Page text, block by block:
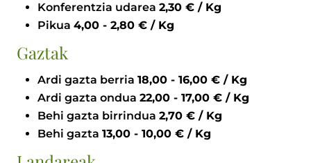
Konferentzia udarea
2,30 € / Kg
Pikua
4,00 - 2,80 € / Kg
Gaztak
Ardi gazta berria
18,00 - 16,00 € / Kg
Ardi gazta ondua
22,00 - 17,00 € / Kg
Behi gazta birrindua
2,70 € / Kg
Behi gazta
13,00 - 10,00 € / Kg